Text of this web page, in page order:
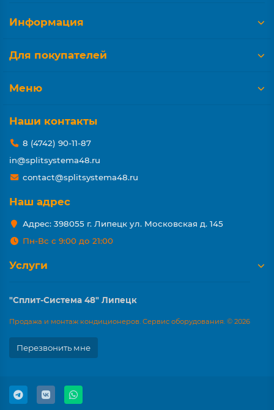
Информация
Для покупателей
Меню
Наши контакты
8 (4742) 90-11-87
in@splitsystema48.ru
contact@splitsystema48.ru
Наш адрес
Адрес: 398055 г. Липецк ул. Московская д. 145
Пн-Вс с 9:00 до 21:00
Услуги
"Сплит-Система 48" Липецк
Продажа и монтаж кондиционеров. Сервис оборудования. © 2026
Перезвонить мне